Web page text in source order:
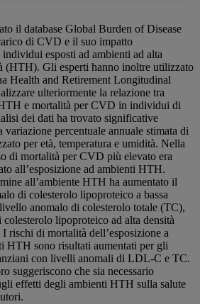
il database Global Burden of Disease
di CVD e il suo impatto
esposti ad ambienti ad alta
(HTH). Gli esperti hanno inoltre utilizzato
Health and Retirement Longitudinal
ulteriormente la relazione tra
e mortalità per CVD in individui di
dei dati ha trovato significative
percentuale annuale stimata di
per età, temperatura e umidità. Nella
di mortalità per CVD più elevato era
all’esposizione ad ambienti HTH.
all’ambiente HTH ha aumentato il
di colesterolo lipoproteico a bassa
anomalo di colesterolo totale (TC),
lipoproteico ad alta densità
rischi di mortalità dell’esposizione a
HTH sono risultati aumentati per gli
con livelli anomali di LDL-C e TC.
suggeriscono che sia necessario
effetti degli ambienti HTH sulla salute